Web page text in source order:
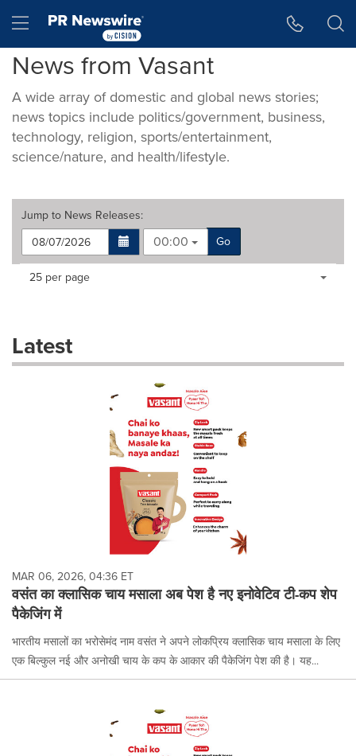
Hamburger menu
News from Vasant
A wide array of domestic and global news stories;
news topics include politics/government, business,
technology, religion, sports/entertainment,
science/nature, and health/lifestyle.
Jump to News Releases:
00:00
Go
Making
dropdown
will
each
option
is
selected.
Items per page:
25 per page
Latest
MAR 06, 2026, 04:36 ET
वसंत का क्लासिक चाय मसाला अब पेश है नए इनोवेटिव टी-कप शेप
पैकेजिंग में
भारतीय मसालों का भरोसेमंद नाम वसंत ने अपने लोकप्रिय क्लासिक चाय मसाला के लिए
एक बिल्कुल नई और अनोखी चाय के कप के आकार की पैकेजिंग पेश की है। यह...